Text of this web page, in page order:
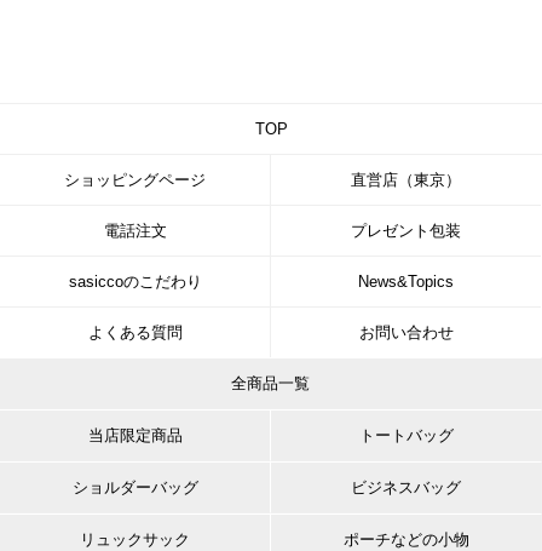
TOP
ショッピングページ 直営店（東京）
電話注文 プレゼント包装
sasiccoのこだわり News&Topics
よくある質問 お問い合わせ
全商品一覧
当店限定商品 トートバッグ
ショルダーバッグ ビジネスバッグ
リュックサック ポーチなどの小物